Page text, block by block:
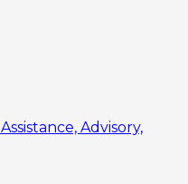
Assistance, Advisory,